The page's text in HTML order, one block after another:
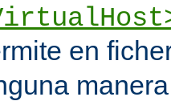
en